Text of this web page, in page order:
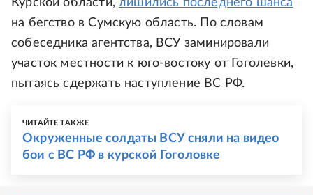
Курской области,лишились последнего шанса
на бегство в Сумскую область. По словам
собеседника агентства, ВСУ заминировали
участок местности к юго-востоку от Гоголевки,
пытаясь сдержать наступление ВС РФ.
ЧИТАЙТЕ ТАКЖЕ
Окруженные солдаты ВСУ сняли на видео
бои с ВС РФ в курской Гоголовке